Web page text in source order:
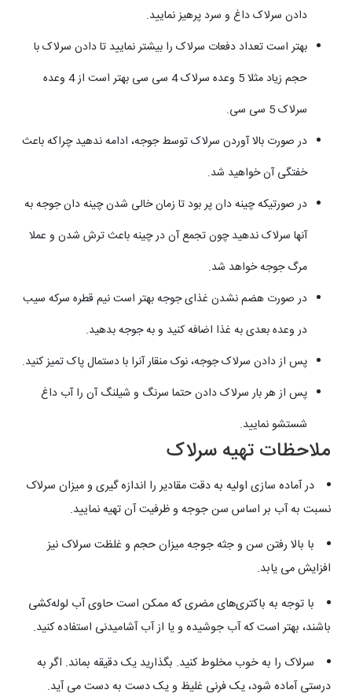
دادن سرلاک داغ و سرد پرهیز نمایید.
بهتر است تعداد دفعات سرلاک را بیشتر نمایید تا دادن سرلاک با
حجم زیاد مثلا 5 وعده سرلاک 4 سی سی بهتر است از 4 وعده
سرلاک 5 سی سی.
در صورت بالا آوردن سرلاک توسط جوجه، ادامه ندهید چراکه باعث
خفتگی آن خواهید شد.
در صورتیکه چینه دان پر بود تا زمان خالی شدن چینه دان جوجه به
آنها سرلاک ندهید چون تجمع آن در چینه باعث ترش شدن و عملا
مرگ جوجه خواهد شد.
در صورت هضم نشدن غذای جوجه بهتر است نیم قطره سرکه سیب
در وعده بعدی به غذا اضافه کنید و به جوجه بدهید.
پس از دادن سرلاک جوجه، نوک منقار آنرا با دستمال پاک تمیز کنید.
پس از هر بار سرلاک دادن حتما سرنگ و شیلنگ آن را آب داغ
شستشو نمایید.
ملاحظات تهیه سرلاک
در آماده سازی اولیه به دقت مقادیر را اندازه گیری و میزان سرلاک
نسبت به آب بر اساس سن جوجه و ظرفیت آن تهیه نمایید.
با بالا رفتن سن و جثه جوجه میزان حجم و غلظت سرلاک نیز
افزایش می یابد.
با توجه به باکتری‌های مضری که ممکن است حاوی آب لوله‌کشی
باشند، بهتر است که آب جوشیده و یا از آب آشامیدنی استفاده کنید.
سرلاک را به خوب مخلوط کنید. بگذارید یک دقیقه بماند. اگر به
درستی آماده شود، یک فرنی غلیظ و یک دست به دست می آید.